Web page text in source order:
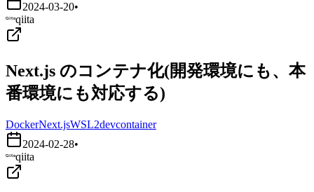
2024-03-20•
qiita
Next.js のコンテナ化(開発環境にも、本
番環境にも対応する)
DockerNext.jsWSL2devcontainer
2024-02-28•
qiita